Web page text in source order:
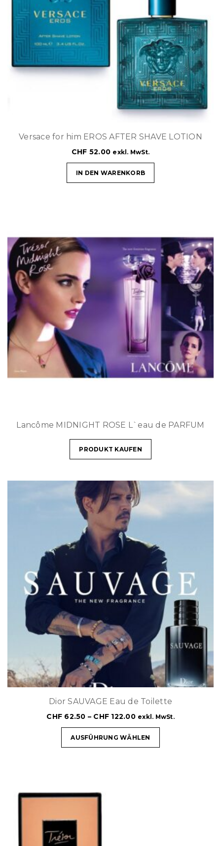
Versace for him EROS AFTER SHAVE LOTION
CHF 52.00 exkl. MwSt.
IN DEN WARENKORB
Lancôme MIDNIGHT ROSE L`eau de PARFUM
PRODUKT KAUFEN
Dior SAUVAGE Eau de Toilette
CHF 62.50 – CHF 122.00 exkl. MwSt.
AUSFÜHRUNG WÄHLEN